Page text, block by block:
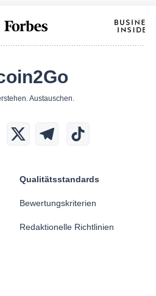
Austauschen.
Qualitätsstandards
Bewertungskriterien
Redaktionelle Richtlinien